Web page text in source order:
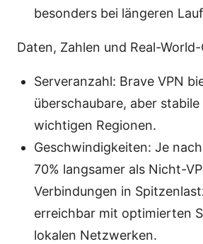
besonders bei längeren
Daten, Zahlen und Real-
Serveranzahl: Brave VPN
überschaubare, aber stabile
wichtigen Regionen.
Geschwindigkeiten: Je
70% langsamer als Nicht-
Verbindungen in
erreichbar mit optimierten
lokalen Netzwerken.